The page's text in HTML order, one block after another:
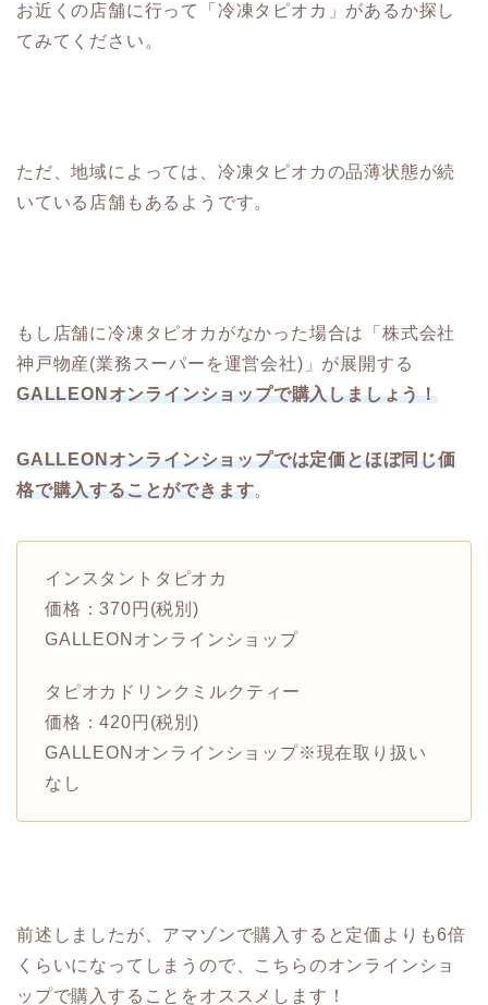
お近くの店舗に行って「冷凍タピオカ」があるか探し
てみてください。
ただ、地域によっては、冷凍タピオカの品薄状態が続
いている店舗もあるようです。
もし店舗に冷凍タピオカがなかった場合は「株式会社
神戸物産(業務スーパーを運営会社)」が展開する
GALLEONオンラインショップで購入しましょう！
GALLEONオンラインショップでは定価とほぼ同じ価
格で購入することができます。
インスタントタピオカ
価格：370円(税別)
GALLEONオンラインショップ
タピオカドリンクミルクティー
価格：420円(税別)
GALLEONオンラインショップ※現在取り扱い
なし
前述しましたが、アマゾンで購入すると定価よりも6倍
くらいになってしまうので、こちらのオンラインショ
ップで購入することをオススメします！